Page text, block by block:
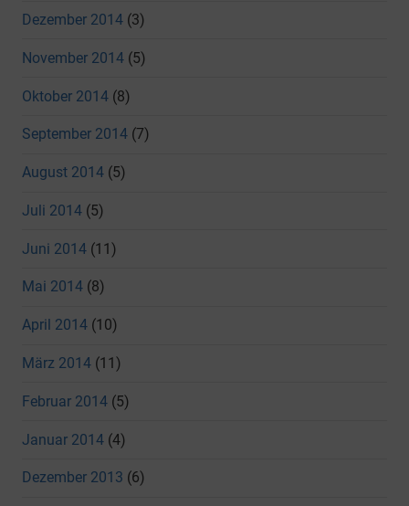
Dezember 2014 (3)
November 2014 (5)
Oktober 2014 (8)
September 2014 (7)
August 2014 (5)
Juli 2014 (5)
Juni 2014 (11)
Mai 2014 (8)
April 2014 (10)
März 2014 (11)
Februar 2014 (5)
Januar 2014 (4)
Dezember 2013 (6)